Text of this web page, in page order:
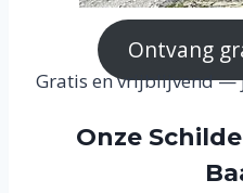
Ontvang
Gratis en vrijblijvend —
Onze